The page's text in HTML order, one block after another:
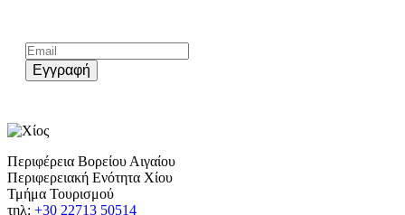
Εγγραφή
Περιφέρεια Βορείου Αιγαίου
Περιφερειακή Ενότητα Χίου
Τμήμα Τουρισμού
τηλ: +30 22713 50514